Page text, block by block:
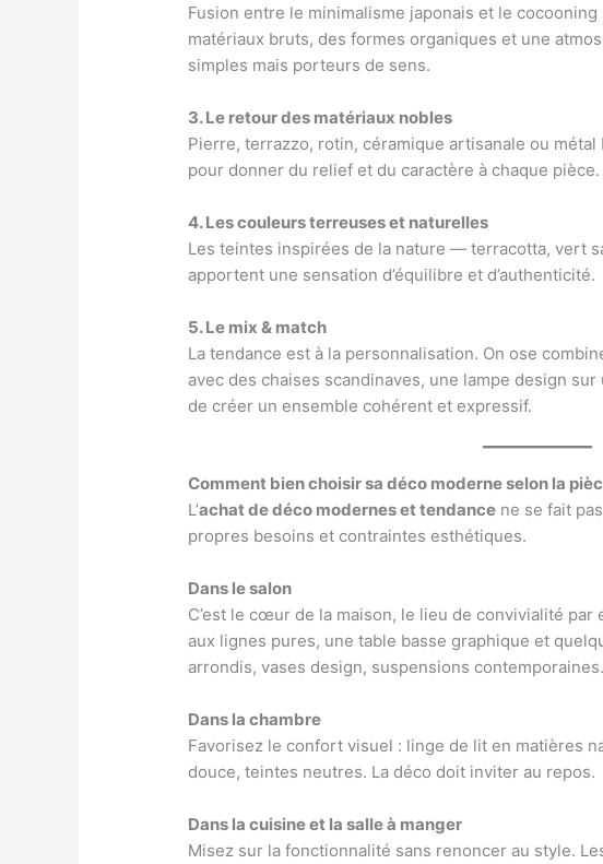
Fusion entre le minimalisme japonais et le
matériaux bruts, des formes organiques et une
simples mais porteurs de sens.
3. Le retour des matériaux nobles
Pierre, terrazzo, rotin, céramique artisanale ou
pour donner du relief et du caractère à chaque pièce.
4. Les couleurs terreuses et naturelles
Les teintes inspirées de la nature — terracotta, vert
apportent une sensation d’équilibre et d’authenticité.
5. Le mix & match
La tendance est à la personnalisation. On ose
avec des chaises scandinaves, une lampe design
de créer un ensemble cohérent et expressif.
Comment bien choisir sa déco moderne selon la
L’achat de déco modernes et tendance ne se fait
propres besoins et contraintes esthétiques.
Dans le salon
C’est le cœur de la maison, le lieu de convivialité par
aux lignes pures, une table basse graphique et
arrondis, vases design, suspensions contemporaines.
Dans la chambre
Favorisez le confort visuel : linge de lit en matières
douce, teintes neutres. La déco doit inviter au repos.
Dans la cuisine et la salle à manger
Misez sur la fonctionnalité sans renoncer au style.